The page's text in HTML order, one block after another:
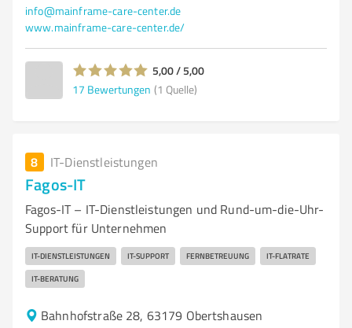
info@mainframe-care-center.de
www.mainframe-care-center.de/
5,00 / 5,00
17 Bewertungen (1 Quelle)
8 IT-Dienstleistungen
Fagos-IT
Fagos-IT – IT-Dienstleistungen und Rund-um-die-Uhr-
Support für Unternehmen
IT-DIENSTLEISTUNGEN IT-SUPPORT FERNBETREUUNG IT-FLATRATE
IT-BERATUNG
Bahnhofstraße 28, 63179 Obertshausen